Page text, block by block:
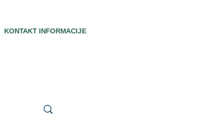
KONTAKT INFORMACIJE